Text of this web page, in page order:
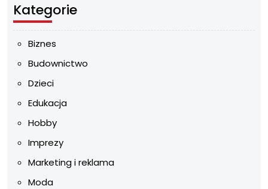
Kategorie
Biznes
Budownictwo
Dzieci
Edukacja
Hobby
Imprezy
Marketing i reklama
Moda